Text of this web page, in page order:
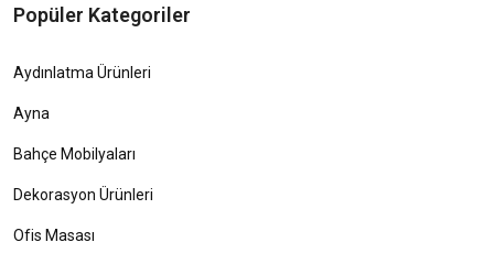
Popüler Kategoriler
Aydınlatma Ürünleri
Ayna
Bahçe Mobilyaları
Dekorasyon Ürünleri
Ofis Masası